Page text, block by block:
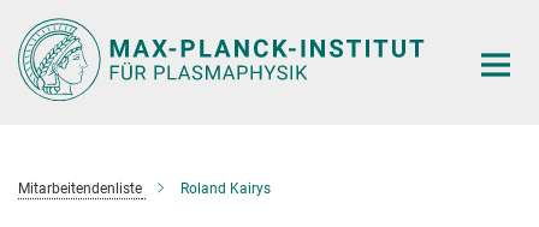
Hauptinhalt
Mitarbeitendenliste Roland Kairys